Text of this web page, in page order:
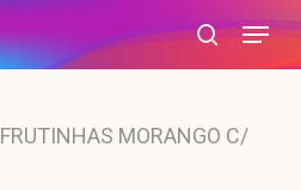
search
Menu
FRUTINHAS MORANGO C/